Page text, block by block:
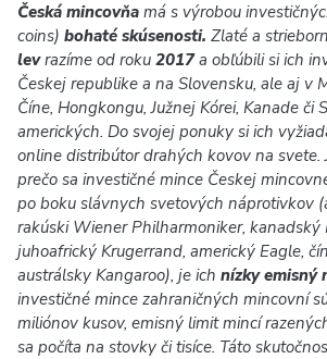
Česká mincovňa má s výrobou
coins) bohaté skúsenosti. Zlaté a
levrazíme od roku 2017a obľúbili si ich
Českej republike a na Slovensku, ale aj v
Číne, Hongkongu, Južnej Kórei, Kanade či
amerických. Do svojej ponuky si ich
online distribútor drahých kovov na svete.
prečo sa investičné mince Českej
po boku slávnych svetových náprotivkov
rakúski Wiener Philharmoniker, kanadský
juhoafrický Krugerrand, americký Eagle,
austrálsky Kangaroo), je ich nízky emisný
investičné mince zahraničných mincovní
miliónov kusov, emisný limit mincí
sa počíta na stovky či tisíce. Táto